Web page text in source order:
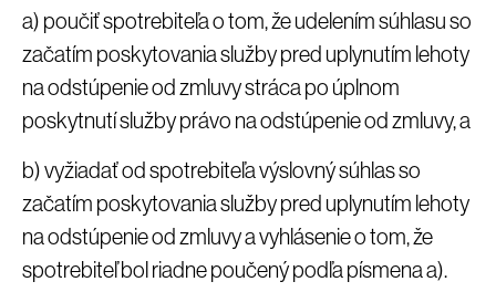
a) poučiť spotrebiteľa o tom, že udelením súhlasu so
začatím poskytovania služby pred uplynutím lehoty
na odstúpenie od zmluvy stráca po úplnom
poskytnutí služby právo na odstúpenie od zmluvy, a
b) vyžiadať od spotrebiteľa výslovný súhlas so
začatím poskytovania služby pred uplynutím lehoty
na odstúpenie od zmluvy a vyhlásenie o tom, že
spotrebiteľ bol riadne poučený podľa písmena a).